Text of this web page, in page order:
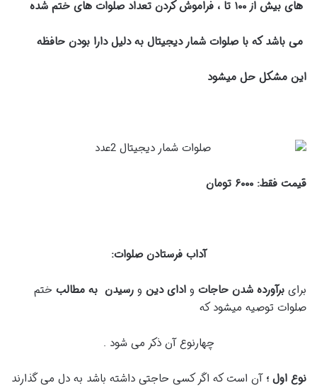
های بیش از ۱۰۰ تا ، فراموش کردن تعداد صلوات های ختم شده
می باشد که با صلوات شمار دیجیتال به دلیل دارا بودن حافظه
این مشکل حل میشود
قیمت فقط: ۰۰۰ تومان
آداب فرستادن صلوات:
براى برآورده شدن حاجات و اداى دین و رسیدن به مطالب ختم
صلوات توصیه میشود که
چهارنوع آن ذکر می شود .
نوع اول ؛ آن است که اگر کسى حاجتى داشته باشد به دل مى گذارند